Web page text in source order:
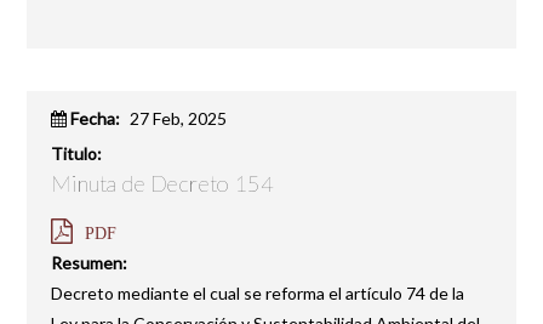
Fecha: 27 Feb, 2025
Titulo:
Minuta de Decreto 154
PDF
Resumen:
Decreto mediante el cual se reforma el artículo 74 de la